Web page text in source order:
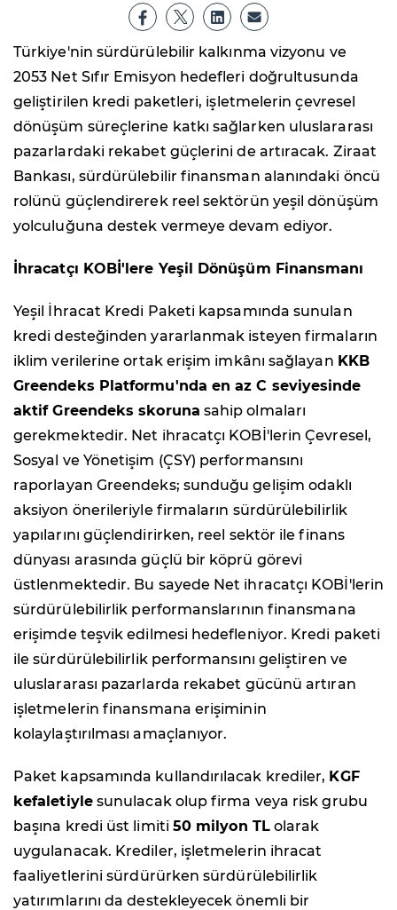
Türkiye'nin sürdürülebilir kalkınma vizyonu ve
2053 Net Sıfır Emisyon hedefleri doğrultusunda
geliştirilen kredi paketleri, işletmelerin çevresel
dönüşüm süreçlerine katkı sağlarken uluslararası
pazarlardaki rekabet güçlerini de artıracak. Ziraat
Bankası, sürdürülebilir finansman alanındaki öncü
rolünü güçlendirerek reel sektörün yeşil dönüşüm
yolculuğuna destek vermeye devam ediyor.
İhracatçı KOBİ'lere Yeşil Dönüşüm Finansmanı
Yeşil İhracat Kredi Paketi kapsamında sunulan
kredi desteğinden yararlanmak isteyen firmaların
iklim verilerine ortak erişim imkânı sağlayan KKB
Greendeks Platformu'nda en az C seviyesinde
aktif Greendeks skoruna sahip olmaları
gerekmektedir. Net ihracatçı KOBİ'lerin Çevresel,
Sosyal ve Yönetişim (ÇSY) performansını
raporlayan Greendeks; sunduğu gelişim odaklı
aksiyon önerileriyle firmaların sürdürülebilirlik
yapılarını güçlendirirken, reel sektör ile finans
dünyası arasında güçlü bir köprü görevi
üstlenmektedir. Bu sayede Net ihracatçı KOBİ'lerin
sürdürülebilirlik performanslarının finansmana
erişimde teşvik edilmesi hedefleniyor. Kredi paketi
ile sürdürülebilirlik performansını geliştiren ve
uluslararası pazarlarda rekabet gücünü artıran
işletmelerin finansmana erişiminin
kolaylaştırılması amaçlanıyor.
Paket kapsamında kullandırılacak krediler, KGF
kefaletiylesunulacak olup firma veya risk grubu
başına kredi üst limiti 50 milyon TLolarak
uygulanacak. Krediler, işletmelerin ihracat
faaliyetlerini sürdürürken sürdürülebilirlik
yatırımlarını da destekleyecek önemli bir